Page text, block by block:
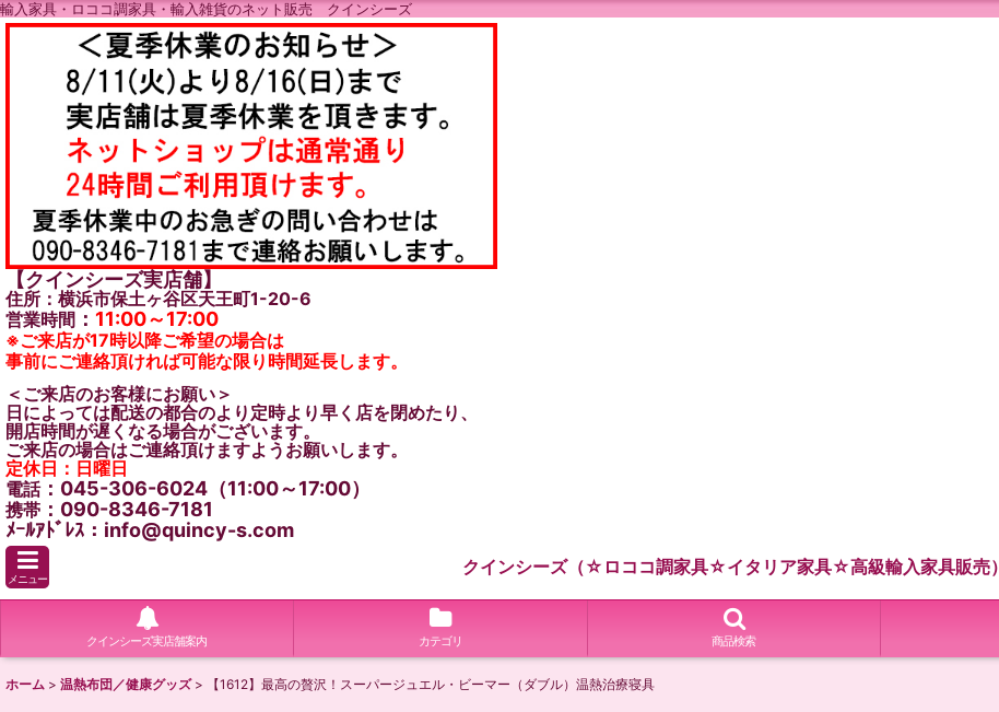
輸入家具・ロココ調家具・輸入雑貨のネット販売 クインシーズ
【クインシーズ実店舗】
住所：横浜市保土ヶ谷区天王町1-20-6
営業時間 ： 11:00～17:00
※ご来店が17時以降ご希望の場合は
事前にご連絡頂ければ可能な限り時間延長します。
＜ご来店のお客様にお願い＞
日によっては配送の都合のより定時より早く店を閉めたり、
開店時間が遅くなる場合がございます。
ご来店の場合はご連絡頂けますようお願いします。
定休日：日曜日
電話：045-306-6024（11:00～17:00）
携帯 ：090-8346-7181
ﾒｰﾙｱﾄﾞﾚｽ：info@quincy-s.com
メニュー
クインシーズ（☆ロココ調家具☆イタリア家具☆高級輸入家具販売）
クインシーズ実店舗案内 カテゴリ 商品検索
ホーム > 温熱布団／健康グッズ > 【1612】最高の贅沢！スーパージュエル・ビーマー（ダブル）温熱治療寝具